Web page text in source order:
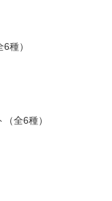
種）
全6種）